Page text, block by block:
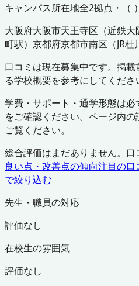
キャンパス所在地全2拠点・（
大阪府大阪市天王寺区 （近鉄大
町駅） 京都府京都市南区 （JR桂
口コミは現在募集中です。掲
る学校概要を参考にしてくださ
学費・サポート・通学形態は
をご確認ください。ページ内
ご覧ください。
総合評価はまだありません。口
良い点・改善点の傾向注目の口
で絞り込む
先生・職員の対応
評価なし
在校生の雰囲気
評価なし